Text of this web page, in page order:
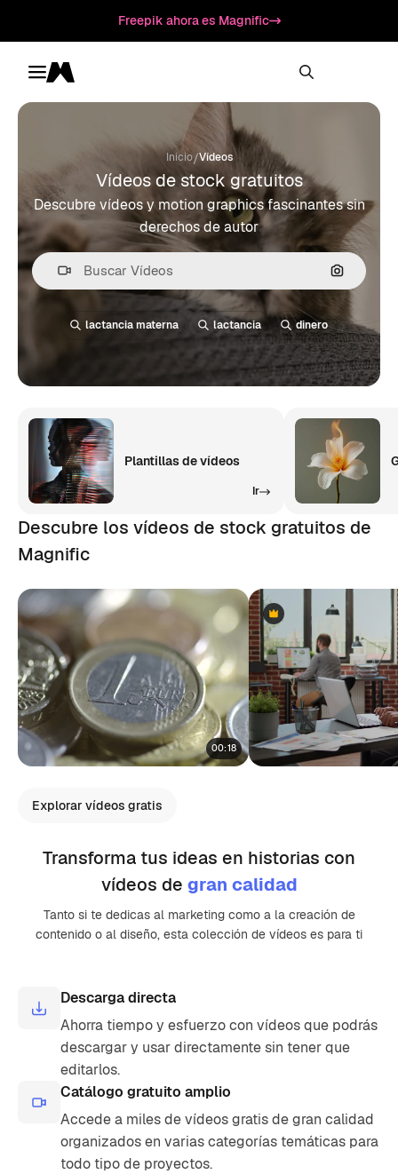
Freepik ahora es Magnific
Toggle menu
Magnific
Inicio/Vídeos
Vídeos de stock gratuitos
Descubre vídeos y motion graphics fascinantes sin
derechos de autor
Buscar
lactancia materna lactancia dinero
Plantillas de vídeos
Ir
Descubre los vídeos de stock gratuitos de
Magnific
00:18
Premium
Premium
Explorar vídeos gratis
Transforma tus ideas en historias con
vídeos de gran calidad
Tanto si te dedicas al marketing como a la creación de
contenido o al diseño, esta colección de vídeos es para ti
Descarga directa
Ahorra tiempo y esfuerzo con vídeos que podrás
descargar y usar directamente sin tener que
editarlos.
Catálogo gratuito amplio
Accede a miles de vídeos gratis de gran calidad
organizados en varias categorías temáticas para
todo tipo de proyectos.